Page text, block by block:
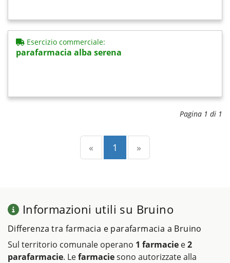
Esercizio commerciale:
parafarmacia alba serena
Pagina 1 di 1
« Precedente
1 (current)
»
Informazioni utili su Bruino
Differenza tra farmacia e parafarmacia a Bruino
Sul territorio comunale operano 1 farmacie e2
parafarmacie. Lefarmaciesono autorizzate alla